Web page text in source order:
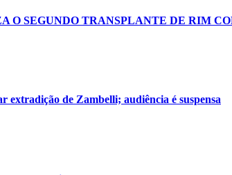
O SEGUNDO TRANSPLANTE DE RIM
extradição de Zambelli; audiência é suspensa